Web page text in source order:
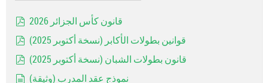
قانون كأس الجزائر 2026
قوانين بطولات الأكابر (نسخة أكتوبر 2025)
قانون بطولات الشبان (نسخة أكتوبر 2025)
نموذج عقد المدرب (وثيقة)